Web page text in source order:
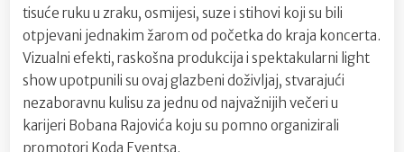
tisuće ruku u zraku, osmijesi, suze i stihovi koji su bili
otpjevani jednakim žarom od početka do kraja koncerta.
Vizualni efekti, raskošna produkcija i spektakularni light
show upotpunili su ovaj glazbeni doživljaj, stvarajući
nezaboravnu kulisu za jednu od najvažnijih večeri u
karijeri Bobana Rajovića koju su pomno organizirali
promotori Koda Eventsa.